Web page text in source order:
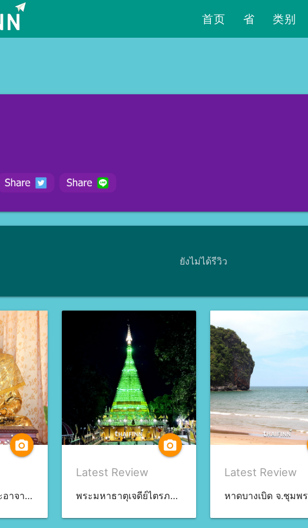
首页 省 类别
ยังไม่ได้รีวิว
camera_alt
วัดดอนศาลา (พระอาจารย์นำ) จ.พัทลุง
camera_alt
Latest Review
พระมหาธาตุเจดีย์ไตรภพ ไตรมงคล จ.สงขลา
Latest Review
หาดบางเบิด จ.ชุมพร